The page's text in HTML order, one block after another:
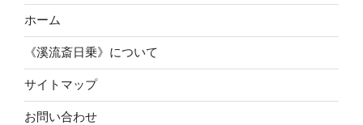
ホーム
《溪流斎日乗》について
サイトマップ
お問い合わせ